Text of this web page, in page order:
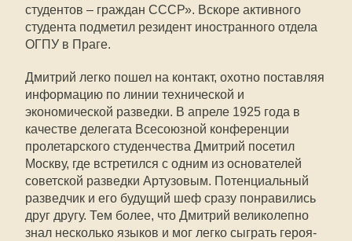
студентов – граждан СССР». Вскоре активного
студента подметил резидент иностранного отдела
ОГПУ в Праге.
Дмитрий легко пошел на контакт, охотно поставляя
информацию по линии технической и
экономической разведки. В апреле 1925 года в
качестве делегата Всесоюзной конференции
пролетарского студенчества Дмитрий посетил
Москву, где встретился с одним из основателей
советской разведки Артузовым. Потенциальный
разведчик и его будущий шеф сразу понравились
друг другу. Тем более, что Дмитрий великолепно
знал несколько языков и мог легко сыграть героя-